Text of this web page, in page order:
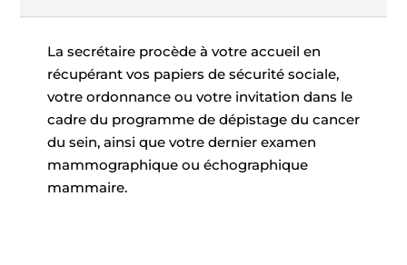
La secrétaire procède à votre accueil en
récupérant vos papiers de sécurité sociale,
votre ordonnance ou votre invitation dans le
cadre du programme de dépistage du cancer
du sein, ainsi que votre dernier examen
mammographique ou échographique
mammaire.